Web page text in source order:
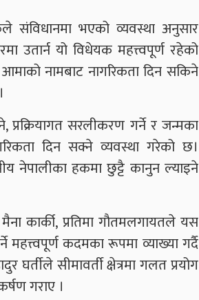
संविधानमा भएको व्यवस्था अनुसार
उतार्न यो विधेयक महत्त्वपूर्ण रहेको
नामबाट नागरिकता दिन सकिने
सरलीकरण गर्ने र जन्मका
दिन सक्ने व्यवस्था गरेको छ।
नेपालीका हकमा छुट्टै कानुन ल्याइने
कार्की, प्रतिमा गौतमलगायतले यस
महत्त्वपूर्ण कदमका रूपमा व्याख्या गर्दै
घर्तीले सीमावर्ती क्षेत्रमा गलत प्रयोग
गराए ।